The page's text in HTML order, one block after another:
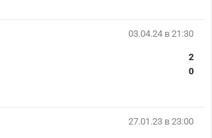
03.04.24 в 21:30
2
0
27.01.23 в 23:00